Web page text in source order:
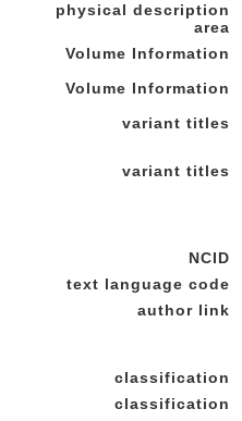
physical description
area
Volume Information
Volume Information
variant titles
variant titles
NCID
text language code
author link
classification
classification